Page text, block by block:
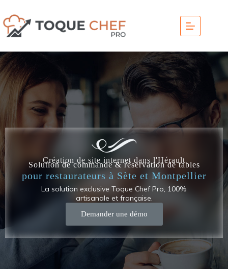
Création de site internet dans l'Hérault
Solution de commande & réservation de tables
pour restaurateurs à Sète et Montpellier
La solution exclusive Toque Chef Pro, 100%
artisanale et française.
Demander une démo